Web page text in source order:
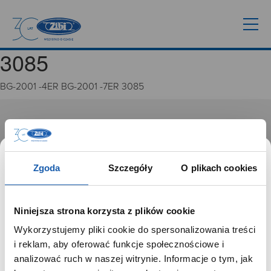
Zgoda Szczegóły O plikach cookies
Niniejsza strona korzysta z plików cookie
Wykorzystujemy pliki cookie do spersonalizowania treści
i reklam, aby oferować funkcje społecznościowe i
analizować ruch w naszej witrynie. Informacje o tym, jak
3085
BG-2001 -4ER BG-2001 -7ER 3085
GRUPA ZIBI
Historia
Misja, wizja i wartości Grupy Zibi
Ważne daty
Zgoda na ciasteczka
PRODUKTY
Zegarki
SZANOWNY UŻYTKOWNIKU,
SZANOWNA UŻYTKOWNICZKO